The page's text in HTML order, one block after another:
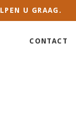
U GRAAG.
CONTACT